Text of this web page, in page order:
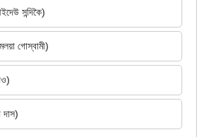
সন্দিকৈ)
গোস্বামী)